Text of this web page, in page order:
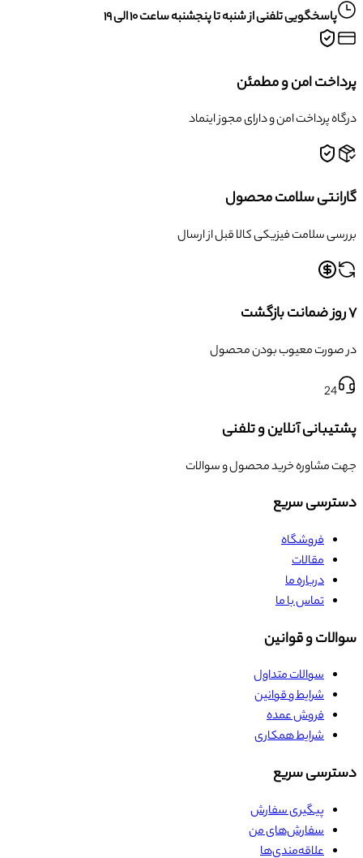
پاسخگویی تلفنی از شنبه تا پنجشنبه ساعت ۱۰ الی ۱۹
پرداخت امن و مطمئن
درگاه پرداخت امن و دارای مجوز اینماد
گارانتی سلامت محصول
بررسی سلامت فیزیکی کالا قبل از ارسال
۷ روز ضمانت بازگشت
در صورت معیوب بودن محصول
24
پشتیبانی آنلاین و تلفنی
جهت مشاوره خرید محصول و سوالات
دسترسی سریع
فروشگاه
مقالات
درباره ما
تماس با ما
سوالات و قوانین
سوالات متداول
شرایط و قوانین
فروش عمده
شرایط همکاری
دسترسی سریع
پیگیری سفارش
سفارش‌های من
علاقه‌مندی‌ها